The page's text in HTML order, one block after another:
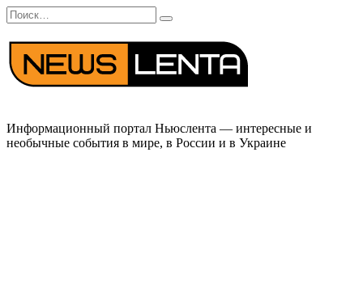
Перейти
к
содержанию
Search
for:
Информационный портал Ньюслента — интересные и
необычные события в мире, в России и в Украине